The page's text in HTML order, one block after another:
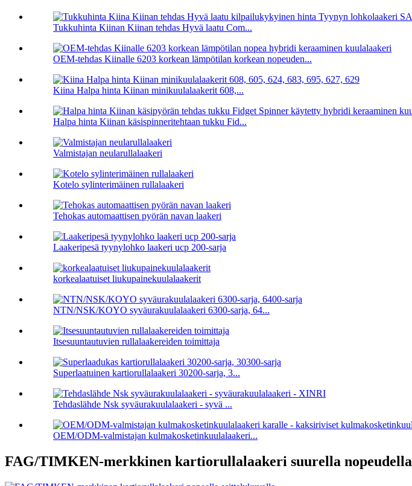
Tukkuhinta Kiinan Kiinan tehdas Hyvä laatu Com...
OEM-tehdas Kiinalle 6203 korkean lämpötilan korkean nopeuden...
Kiina Halpa hinta Kiinan minikuulalaakerit 608,...
Halpa hinta Kiinan käsispinneritehtaan tukku Fid...
Valmistajan neularullalaakeri
Kotelo sylinterimäinen rullalaakeri
Tehokas automaattisen pyörän navan laakeri
Laakeripesä tyynylohko laakeri ucp 200-sarja
korkealaatuiset liukupainekuulalaakerit
NTN/NSK/KOYO syväurakuulalaakeri 6300-sarja, 64...
Itsesuuntautuvien rullalaakereiden toimittaja
Superlaatuinen kartiorullalaakeri 30200-sarja, 3...
Tehdaslähde Nsk syväurakuulalaakeri - syvä ...
OEM/ODM-valmistajan kulmakosketinkuulalaakeri...
FAG/TIMKEN-merkkinen kartiorullalaakeri suurella nopeudella